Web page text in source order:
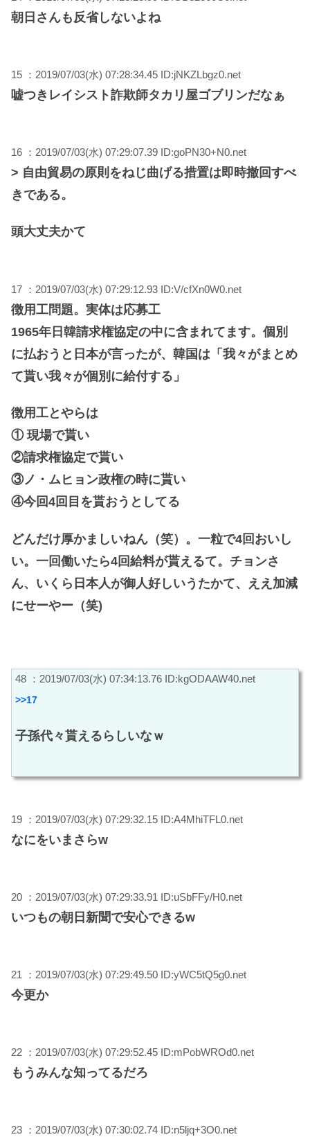
朝日さんも反省しないよね
15 ：2019/07/03(水) 07:28:34.45 ID:jNKZLbgz0.net
嘘つきレイシスト詐欺師タカリ屋ゴブリンだなぁ
16 ：2019/07/03(水) 07:29:07.39 ID:goPN30+N0.net
> 自由貿易の原則をねじ曲げる措置は即時撤回すべ
きである。
頭大丈夫かて
17 ：2019/07/03(水) 07:29:12.93 ID:V/cfXn0W0.net
徴用工問題。実体は応募工
1965年日韓請求権協定の中に含まれてます。個別
に払おうと日本が言ったが、韓国は「我々がまとめ
て貰い我々が個別に給付する」
徴用工とやらは
① 現場で貰い
②請求権協定で貰い
③ノ・ムヒョン政権の時に貰い
④今回4回目を貰おうとしてる
どんだけ厚かましいねん（笑）。一粒で4回おいし
い。一回働いたら4回給料が貰えるて。チョンさ
ん、いくら日本人が御人好しいうたかて、ええ加減
にせーやー（笑)
48 ：2019/07/03(水) 07:34:13.76 ID:kgODAAW40.net
>>17
子孫代々貰えるらしいなｗ
19 ：2019/07/03(水) 07:29:32.15 ID:A4MhiTFL0.net
なにをいまさらw
20 ：2019/07/03(水) 07:29:33.91 ID:uSbFFy/H0.net
いつもの朝日新聞で安心できるw
21 ：2019/07/03(水) 07:29:49.50 ID:yWC5tQ5g0.net
今更か
22 ：2019/07/03(水) 07:29:52.45 ID:mPobWROd0.net
もうみんな知ってるだろ
23 ：2019/07/03(水) 07:30:02.74 ID:n5ljq+3O0.net